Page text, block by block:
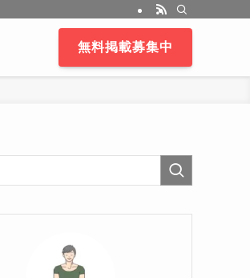
無料掲載募集中